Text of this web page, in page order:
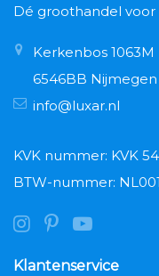
Dé groothandel voor
Kerkenbos 1063M
6546BB Nijmegen
info@luxar.nl
KVK nummer: KVK
BTW-nummer:
Klantenservice